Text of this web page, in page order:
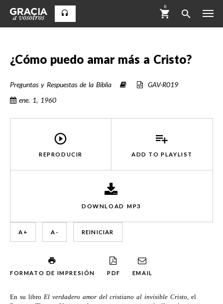
0
¿Cómo puedo amar más a Cristo?
Preguntas y Respuestas de la Biblia
GAV-R019
ene. 1, 1960
REPRODUCIR ADD TOPLAYLIST
DOWNLOAD MP3
A + A - REINICIAR
FORMATO DE IMPRESIÓN PDF EMAIL
En su libro El verdadero amor del cristiano al invisible Cristo, el